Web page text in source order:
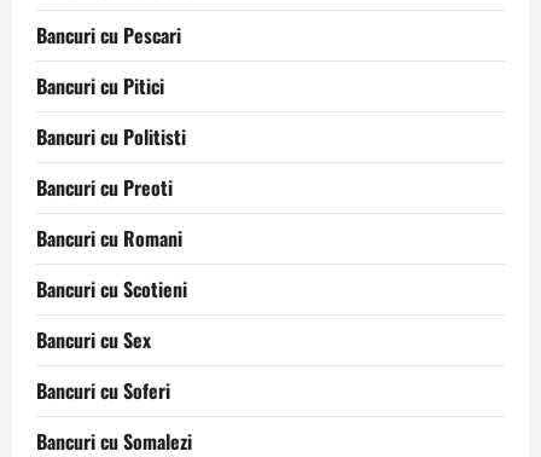
Bancuri cu Pescari
Bancuri cu Pitici
Bancuri cu Politisti
Bancuri cu Preoti
Bancuri cu Romani
Bancuri cu Scotieni
Bancuri cu Sex
Bancuri cu Soferi
Bancuri cu Somalezi